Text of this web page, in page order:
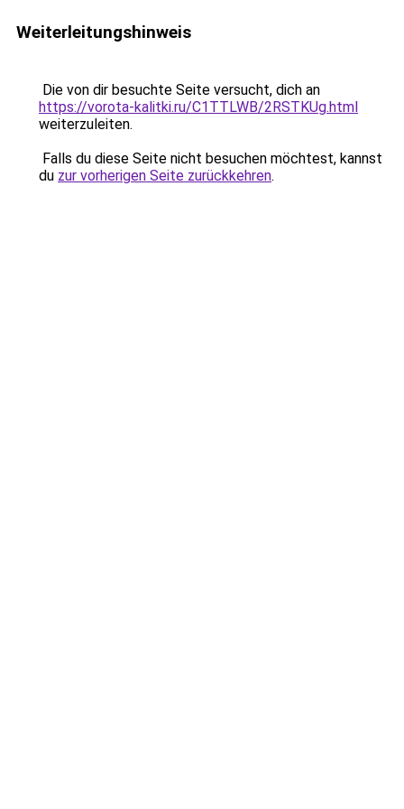
Weiterleitungshinweis
Die von dir besuchte Seite versucht, dich an
https://vorota-kalitki.ru/C1TTLWB/2RSTKUg.html
weiterzuleiten.
Falls du diese Seite nicht besuchen möchtest, kannst
du zur vorherigen Seite zurückkehren.